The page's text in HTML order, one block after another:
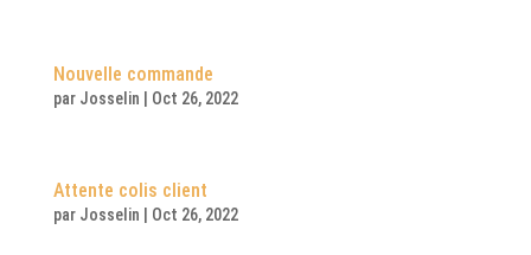
Nouvelle commande
par Josselin Oct 26, 2022
Attente colis client
par Josselin Oct 26, 2022